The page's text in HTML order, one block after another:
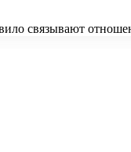
связывают